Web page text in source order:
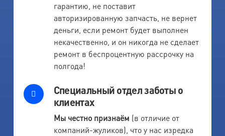
гарантию, не поставит
авторизированную запчасть, не вернет
деньги, если ремонт будет выполнен
некачественно, и он никогда не сделает
ремонт в беспроцентную рассрочку на
полгода!
Специальный отдел заботы о
клиентах
Мы честно признаём (в отличие от
компаний-жуликов), что у нас изредка